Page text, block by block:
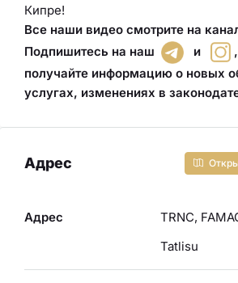
Кипре!
Все наши видео смотрите на
Подпишитесь на наш
и ,
получайте информацию о новых
услугах, изменениях в
Адрес
Адрес
TRNC,
Tatlisu